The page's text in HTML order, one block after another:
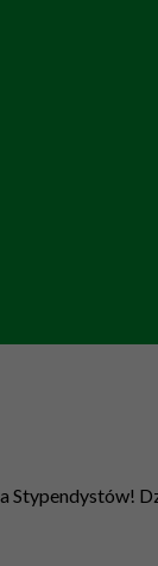
Stypendystów!